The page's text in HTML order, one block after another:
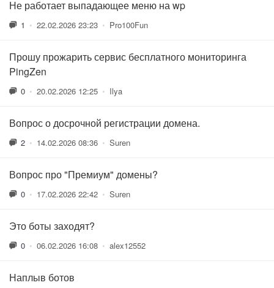
Не работает выпадающее меню на wp
1 • 22.02.2026 23:23 • Pro100Fun
Прошу прожарить сервис бесплатного мониторинга
PingZen
0 • 20.02.2026 12:25 • Ilya
Вопрос о досрочной регистрации домена.
2 • 14.02.2026 08:36 • Suren
Вопрос про "Премиум" домены?
0 • 17.02.2026 22:42 • Suren
Это боты заходят?
0 • 06.02.2026 16:08 • alex12552
Наплыв ботов